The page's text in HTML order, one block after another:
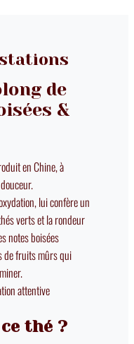
de
&
en Chine, à
lui confère un
verts et la rondeur
notes boisées
de fruits mûrs qui
attentive
thé ?